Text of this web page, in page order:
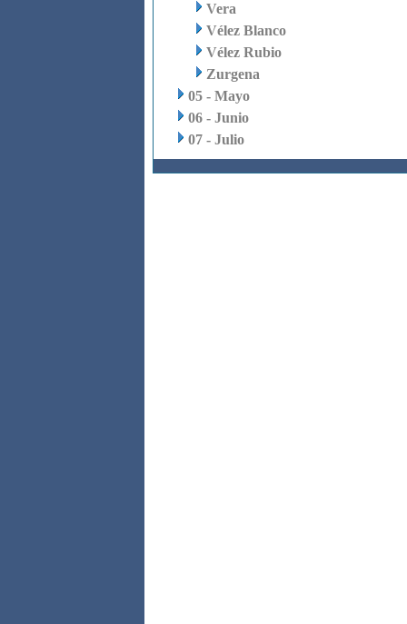
Vera
Vélez Blanco
Vélez Rubio
Zurgena
05 - Mayo
06 - Junio
07 - Julio